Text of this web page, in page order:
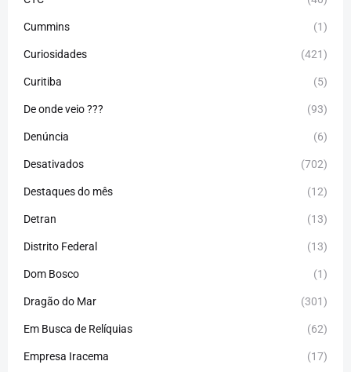
Cummins (1)
Curiosidades (421)
Curitiba (5)
De onde veio ??? (93)
Denúncia (6)
Desativados (702)
Destaques do mês (12)
Detran (13)
Distrito Federal (13)
Dom Bosco (1)
Dragão do Mar (301)
Em Busca de Relíquias (62)
Empresa Iracema (17)